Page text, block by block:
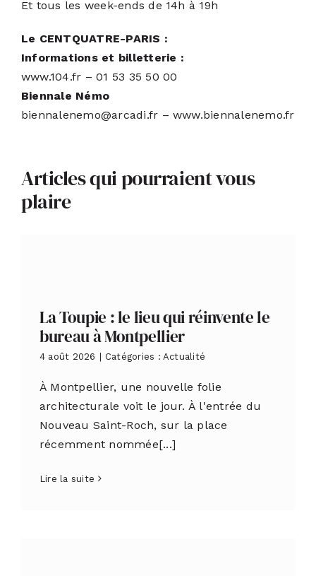
Et tous les week-ends de 14h à 19h
Le CENTQUATRE-PARIS :
Informations et billetterie :
www.104.fr – 01 53 35 50 00
Biennale Némo
biennalenemo@arcadi.fr – www.biennalenemo.fr
Articles qui pourraient vous
plaire
La Toupie : le lieu qui réinvente le
bureau à Montpellier
4 août 2026 | Catégories : Actualité
À Montpellier, une nouvelle folie
architecturale voit le jour. À l'entrée du
Nouveau Saint-Roch, sur la place
récemment nommée[...]
Lire la suite